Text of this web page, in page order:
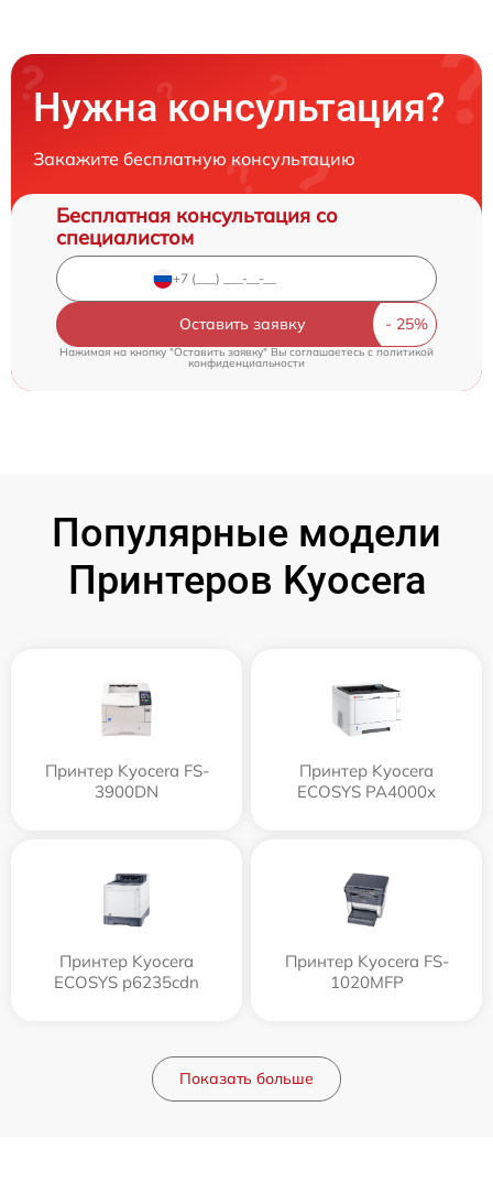
Нужна консультация?
Закажите бесплатную консультацию
Бесплатная консультация со
специалистом
Оставить заявку
Нажимая на кнопку "Оставить заявку" Вы соглашаетесь cполитикой
конфиденциальности
Популярные модели
Принтеров Kyocera
Принтер Kyocera FS-
3900DN
Принтер Kyocera
ECOSYS PA4000x
Принтер Kyocera
ECOSYS p6235cdn
Принтер Kyocera FS-
1020MFP
Показать больше